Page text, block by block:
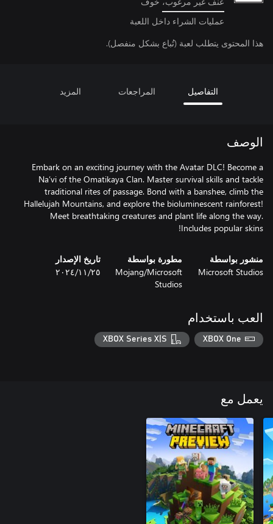
عمليات الشراء داخل اللعبة
هذا المحتوى يتطلب لعبة (تُباع بشكل منفصل).
التفاصيل المراجعات المزيد
الوصف
Embark on an exciting journey with the Avatar DLC! Become a
Na’vi of the Omatikaya Clan. Master survival skills and tackle
traditional rites of passage. Bond with a banshee, climb the
Hallelujah Mountains, and explore the bioluminescent rainforest!
Meet breathtaking creatures and plant life along the way.
Includes popular skins!
منشور بواسطة
Microsoft Studios
مطورة بواسطة
Mojang/Microsoft
Studios
تاريخ الإصدار
٢٥‏/١١‏/٢٠٢٤
العب باستخدام
XBOX One
XBOX Series X|S
يعمل مع